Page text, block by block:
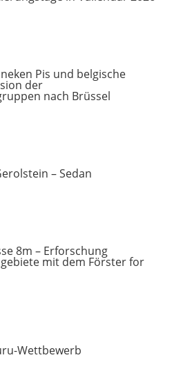
Pis und belgische
der
nach Brüssel
– Sedan
8m – Erforschung
mit dem Förster for
Wettbewerb